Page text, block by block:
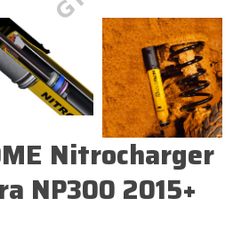
Nitrocharger
NP300 2015+